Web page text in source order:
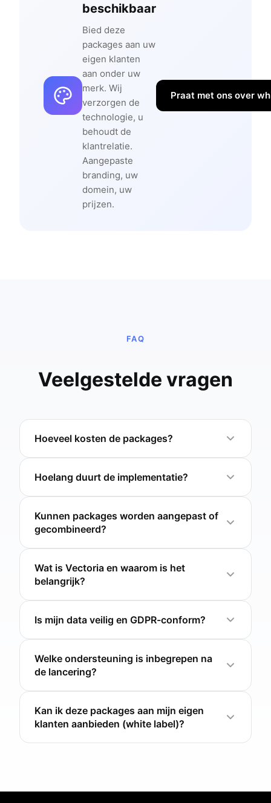
beschikbaar
Bied deze
packages aan uw
eigen klanten
aan onder uw
merk. Wij
verzorgen de
technologie, u
behoudt de
klantrelatie.
Aangepaste
branding, uw
domein, uw
prijzen.
Praat met ons over
FAQ
Veelgestelde vragen
Hoeveel kosten de packages?
Hoelang duurt de implementatie?
Kunnen packages worden aangepast of
gecombineerd?
Wat is Vectoria en waarom is het
belangrijk?
Is mijn data veilig en GDPR-conform?
Welke ondersteuning is inbegrepen na
de lancering?
Kan ik deze packages aan mijn eigen
klanten aanbieden (white label)?